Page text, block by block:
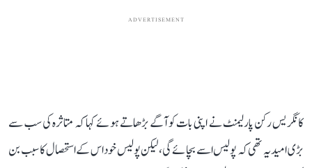
ADVERTISEMENT
کانگریس رکن پارلیمنٹ نے اپنی بات کو آگے بڑھاتے ہوئے کہا کہ متاثرہ کی سب سے
بڑی امید یہ تھی کہ پولیس اسے بچائے گی، لیکن پولیس خود اس کے استحصال کا سبب بن